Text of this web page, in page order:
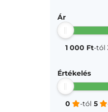
Ár
1 000 Ft-tól
Értékelés
0 -tól 5